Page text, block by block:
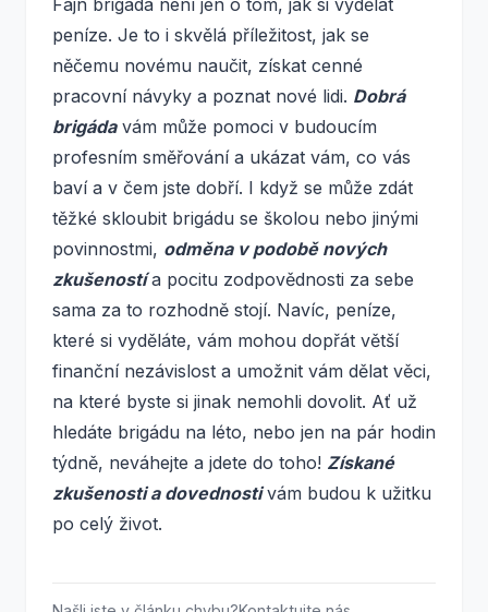
Fajn brigáda není jen o tom, jak si vydělat
peníze. Je to i skvělá příležitost, jak se
něčemu novému naučit, získat cenné
pracovní návyky a poznat nové lidi. Dobrá
brigádavám může pomoci v budoucím
profesním směřování a ukázat vám, co vás
baví a v čem jste dobří. I když se může zdát
těžké skloubit brigádu se školou nebo jinými
povinnostmi, odměna v podobě nových
zkušenostía pocitu zodpovědnosti za sebe
sama za to rozhodně stojí. Navíc, peníze,
které si vyděláte, vám mohou dopřát větší
finanční nezávislost a umožnit vám dělat věci,
na které byste si jinak nemohli dovolit. Ať už
hledáte brigádu na léto, nebo jen na pár hodin
týdně, neváhejte a jdete do toho! Získané
zkušenosti a dovednostivám budou k užitku
po celý život.